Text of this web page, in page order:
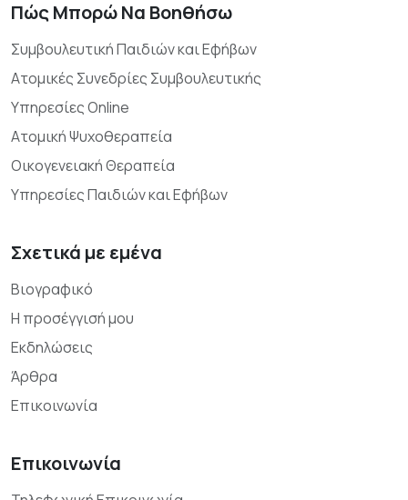
Πώς Μπορώ Να Βοηθήσω
Συμβουλευτική Παιδιών και Εφήβων
Ατομικές Συνεδρίες Συμβουλευτικής
Υπηρεσίες Online
Ατομική Ψυχοθεραπεία
Οικογενειακή Θεραπεία
Υπηρεσίες Παιδιών και Εφήβων
Σχετικά με εμένα
Βιογραφικό
Η προσέγγισή μου
Εκδηλώσεις
Άρθρα
Επικοινωνία
Επικοινωνία